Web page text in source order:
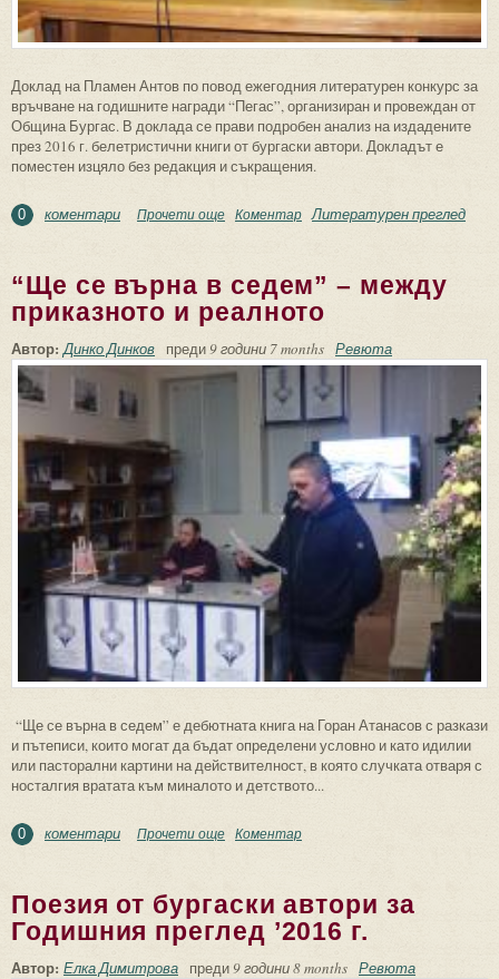
Доклад на Пламен Антов по повод ежегодния литературен конкурс за
връчване на годишните награди “Пегас”, организиран и провеждан от
Община Бургас. В доклада се прави подробен анализ на издадените
през 2016 г. белетристични книги от бургаски автори. Докладът е
поместен изцяло без редакция и съкращения.
0 коментари Прочети още about Книги проза от бургаски автори за
Коментар Литературен преглед
“Ще се върна в седем” – между
приказното и реалното
Автор:Динко Динков преди9 години 7 months Ревюта
“Ще се върна в седем” е дебютната книга на Горан Атанасов с разкази
и пътеписи, които могат да бъдат определени условно и като идилии
или пасторални картини на действителност, в която случката отваря с
носталгия вратата към миналото и детството...
0 коментари Прочети още about “Ще се върна в седем” – между
Коментар
Поезия от бургаски автори за
Годишния преглед ’2016 г.
Автор: Елка Димитрова преди9 години 8 months Ревюта